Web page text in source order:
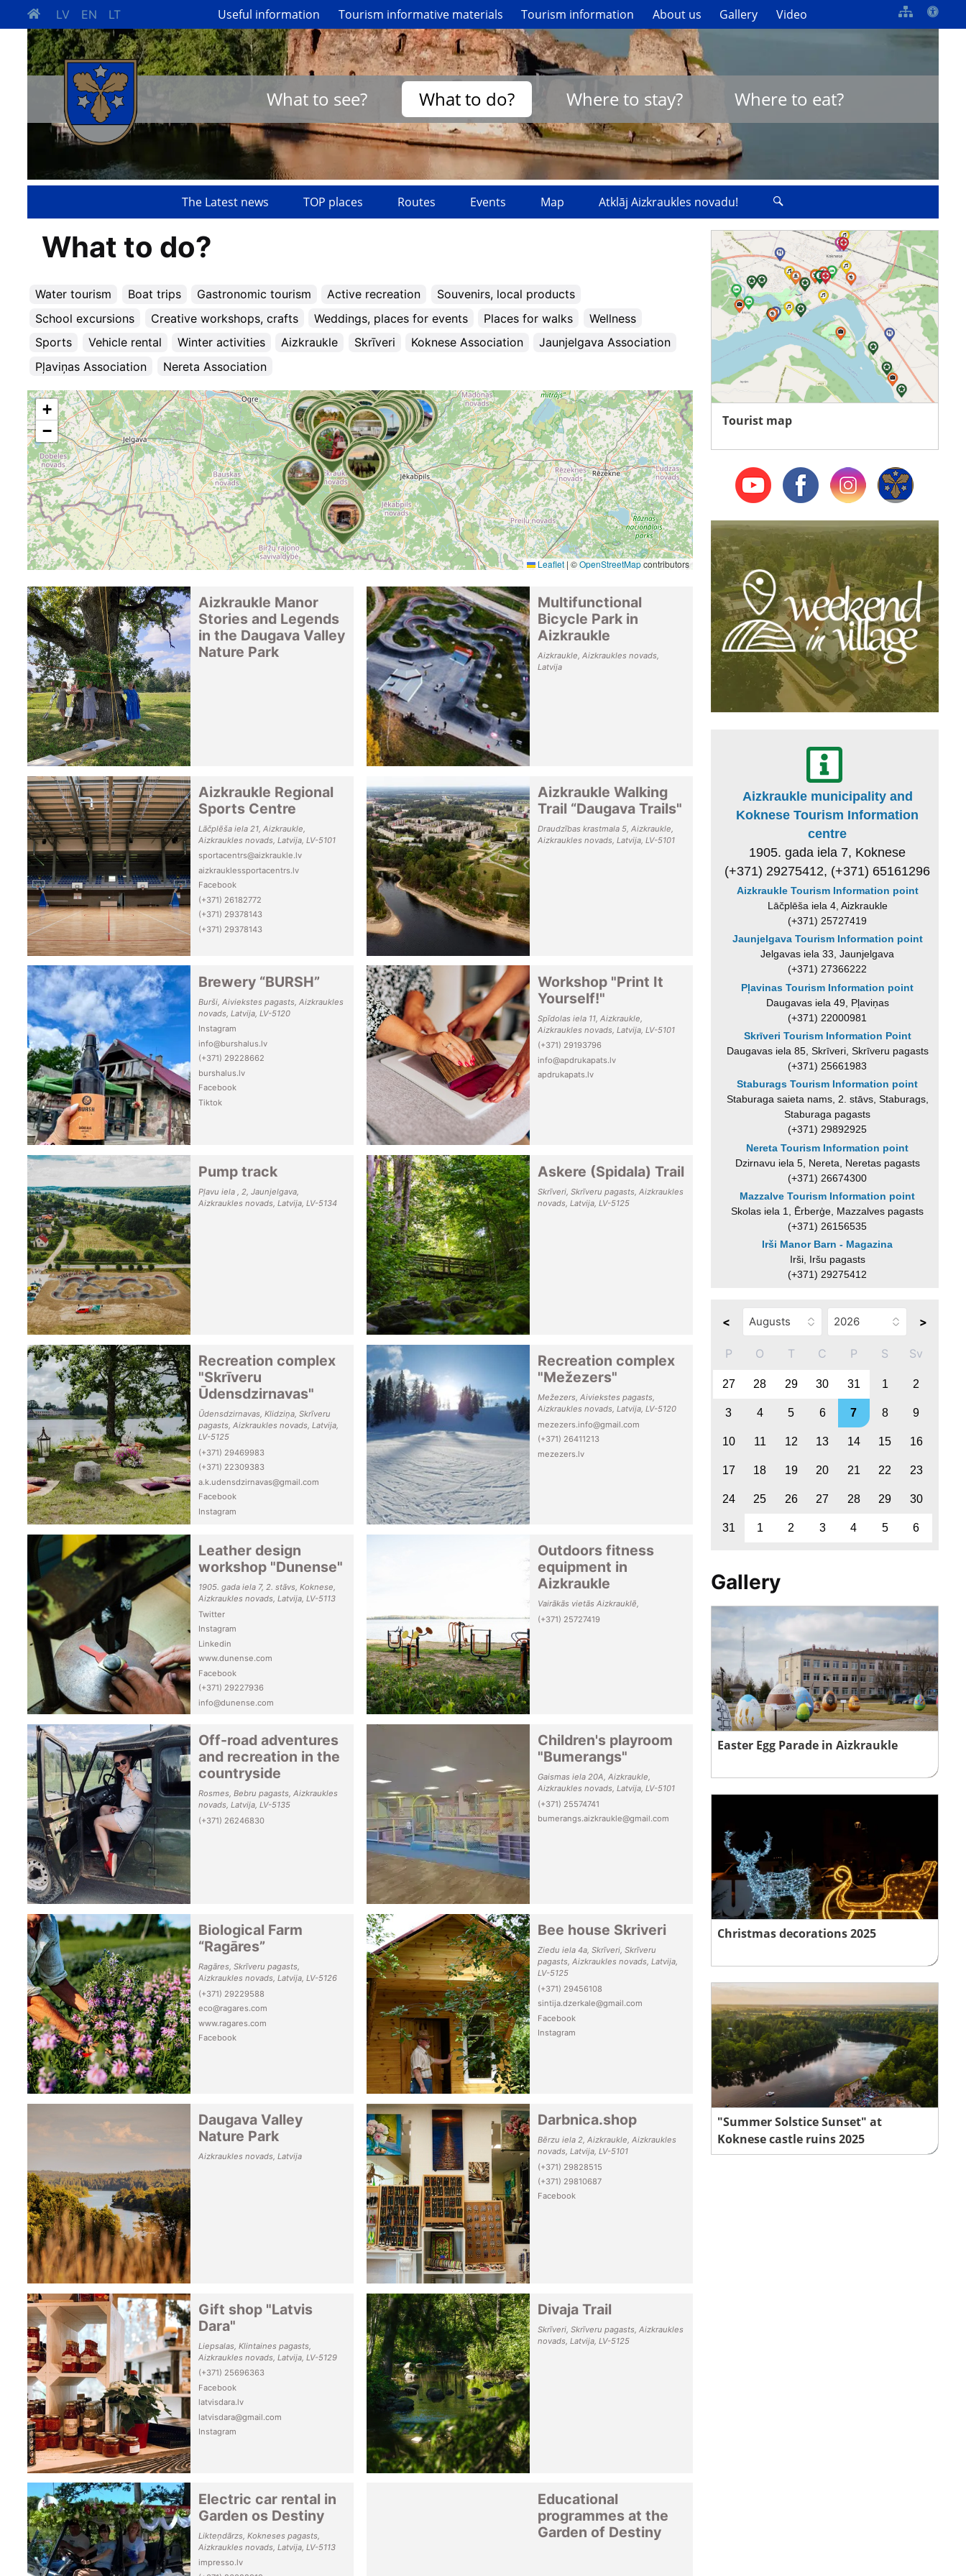
LV EN LT Useful information Tourism informative materials Tourism information About us Gallery Video
What to see? What to do? Where to stay? Where to eat?
The Latest news TOP places Routes Events Map Atklāj Aizkraukles novadu!
What to do?
Water tourism Boat trips Gastronomic tourism Active recreation
Souvenirs, local products
School excursions
Creative workshops, crafts Weddings, places for events Places for walks
Wellness
Sports
Vehicle rental Winter activities Aizkraukle Skrīveri Koknese Association
Jaunjelgava Association
Pļaviņas Association
Nereta Association
+
−
Leaflet | ©OpenStreetMapcontributors
Aizkraukle Manor
Stories and Legends
in the Daugava Valley
Nature Park
Multifunctional
Bicycle Park in
Aizkraukle
Aizkraukle, Aizkraukles novads,
Latvija
Aizkraukle Regional
Sports Centre
Lāčplēša iela 21, Aizkraukle,
Aizkraukles novads, Latvija, LV-5101
sportacentrs@aizkraukle.lv
aizkrauklessportacentrs.lv
Facebook
(+371) 26182772
(+371) 29378143
(+371) 29378143
Aizkraukle Walking
Trail “Daugava Trails"
Draudzības krastmala 5, Aizkraukle,
Aizkraukles novads, Latvija, LV-5101
Brewery “BURSH”
Burši, Aiviekstes pagasts, Aizkraukles
novads, Latvija, LV-5120
Instagram
info@burshalus.lv
(+371) 29228662
burshalus.lv
Facebook
Tiktok
Workshop "Print It
Yourself!"
Spīdolas iela 11, Aizkraukle,
Aizkraukles novads, Latvija, LV-5101
(+371) 29193796
info@apdrukapats.lv
apdrukapats.lv
Pump track
Pļavu iela , 2, Jaunjelgava,
Aizkraukles novads, Latvija, LV-5134
Askere (Spidala) Trail
Skrīveri, Skrīveru pagasts, Aizkraukles
novads, Latvija, LV-5125
Recreation complex
"Skrīveru
Ūdensdzirnavas"
Ūdensdzirnavas, Klidziņa, Skrīveru
pagasts, Aizkraukles novads, Latvija,
LV-5125
(+371) 29469983
(+371) 22309383
a.k.udensdzirnavas@gmail.com
Facebook
Instagram
Recreation complex
"Mežezers"
Mežezers, Aiviekstes pagasts,
Aizkraukles novads, Latvija, LV-5120
mezezers.info@gmail.com
(+371) 26411213
mezezers.lv
Leather design
workshop "Dunense"
1905. gada iela 7, 2. stāvs, Koknese,
Aizkraukles novads, Latvija, LV-5113
Twitter
Instagram
Linkedin
www.dunense.com
Facebook
(+371) 29227936
info@dunense.com
Outdoors fitness
equipment in
Aizkraukle
Vairākās vietās Aizkrauklē,
(+371) 25727419
Off-road adventures
and recreation in the
countryside
Rosmes, Bebru pagasts, Aizkraukles
novads, Latvija, LV-5135
(+371) 26246830
Children's playroom
"Bumerangs"
Gaismas iela 20A, Aizkraukle,
Aizkraukles novads, Latvija, LV-5101
(+371) 25574741
bumerangs.aizkraukle@gmail.com
Biological Farm
“Ragāres”
Ragāres, Skrīveru pagasts,
Aizkraukles novads, Latvija, LV-5126
(+371) 29229588
eco@ragares.com
www.ragares.com
Facebook
Bee house Skriveri
Ziedu iela 4a, Skrīveri, Skrīveru
pagasts, Aizkraukles novads, Latvija,
LV-5125
(+371) 29456108
sintija.dzerkale@gmail.com
Facebook
Instagram
Daugava Valley
Nature Park
Aizkraukles novads, Latvija
Darbnica.shop
Bērzu iela 2, Aizkraukle, Aizkraukles
novads, Latvija, LV-5101
(+371) 29828515
(+371) 29810687
Facebook
Gift shop "Latvis
Dara"
Liepsalas, Klintaines pagasts,
Aizkraukles novads, Latvija, LV-5129
(+371) 25696363
Facebook
latvisdara.lv
latvisdara@gmail.com
Instagram
Divaja Trail
Skrīveri, Skrīveru pagasts, Aizkraukles
novads, Latvija, LV-5125
Electric car rental in
Garden os Destiny
Likteņdārzs, Kokneses pagasts,
Aizkraukles novads, Latvija, LV-5113
impresso.lv
Educational
programmes at the
Garden of Destiny
Tourist map
Aizkraukle municipality and
Koknese Tourism Information
centre
1905. gada iela 7, Koknese
(+371) 29275412, (+371) 65161296
Aizkraukle Tourism Information point
Lāčplēša iela 4, Aizkraukle
(+371) 25727419
Jaunjelgava Tourism Information point
Jelgavas iela 33, Jaunjelgava
(+371) 27366222
Pļavinas Tourism Information point
Daugavas iela 49, Pļaviņas
(+371) 22000981
Skrīveri Tourism Information Point
Daugavas iela 85, Skrīveri, Skrīveru pagasts
(+371) 25661983
Staburags Tourism Information point
Staburaga saieta nams, 2. stāvs, Staburags,
Staburaga pagasts
(+371) 29892925
Nereta Tourism Information point
Dzirnavu iela 5, Nereta, Neretas pagasts
(+371) 26674300
Mazzalve Tourism Information point
Skolas iela 1, Ērberģe, Mazzalves pagasts
(+371) 26156535
Irši Manor Barn - Magazina
Irši, Iršu pagasts
(+371) 29275412
< >
P O T C P S Sv
27 28 29 30 31 1 2
3 4 5 6 7 8 9
10 11 12 13 14 15 16
17 18 19 20 21 22 23
24 25 26 27 28 29 30
31 1 2 3 4 5 6
Gallery
Easter Egg Parade in Aizkraukle
Christmas decorations 2025
"Summer Solstice Sunset" at
Koknese castle ruins 2025